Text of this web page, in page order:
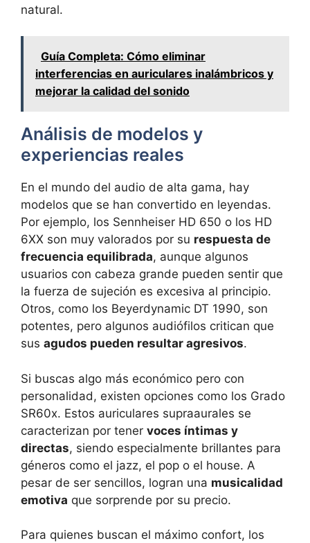
natural.
Guía Completa: Cómo eliminar
interferencias en auriculares inalámbricos y
mejorar la calidad del sonido
Análisis de modelos y
experiencias reales
En el mundo del audio de alta gama, hay
modelos que se han convertido en leyendas.
Por ejemplo, los Sennheiser HD 650 o los HD
6XX son muy valorados por su respuesta de
frecuencia equilibrada, aunque algunos
usuarios con cabeza grande pueden sentir que
la fuerza de sujeción es excesiva al principio.
Otros, como los Beyerdynamic DT 1990, son
potentes, pero algunos audiófilos critican que
sus agudos pueden resultar agresivos.
Si buscas algo más económico pero con
personalidad, existen opciones como los Grado
SR60x. Estos auriculares supraaurales se
caracterizan por tener voces íntimas y
directas, siendo especialmente brillantes para
géneros como el jazz, el pop o el house. A
pesar de ser sencillos, logran una musicalidad
emotiva que sorprende por su precio.
Para quienes buscan el máximo confort, los